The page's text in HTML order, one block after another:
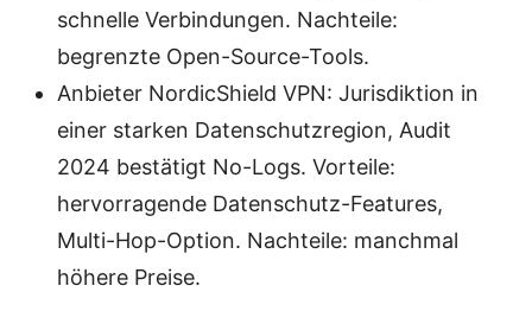
schnelle Verbindungen. Nachteile:
begrenzte Open-Source-Tools.
Anbieter NordicShield VPN: Jurisdiktion in
einer starken Datenschutzregion, Audit
2024 bestätigt No-Logs. Vorteile:
hervorragende Datenschutz-Features,
Multi-Hop-Option. Nachteile: manchmal
höhere Preise.